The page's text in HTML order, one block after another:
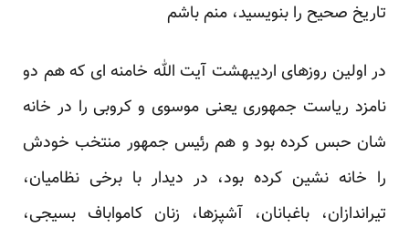
تاریخ صحیح را بنویسید، منم باشم
در اولین روزهای اردیبهشت آیت الله خامنه ای که هم دو
نامزد ریاست جمهوری یعنی موسوی و کروبی را در خانه
شان حبس کرده بود و هم رئیس جمهور منتخب خودش
را خانه نشین کرده بود، در دیدار با برخی نظامیان،
تیراندازان، باغبانان، آشپزها، زنان کامواباف بسیجی،